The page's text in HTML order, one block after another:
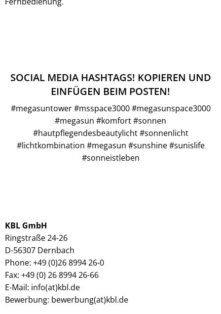
SOCIAL MEDIA HASHTAGS! KOPIEREN UND
EINFÜGEN BEIM POSTEN!
#megasuntower #msspace3000 #megasunspace3000
#megasun #komfort #sonnen
#hautpflegendesbeautylicht #sonnenlicht
#lichtkombination #megasun #sunshine #sunislife
#sonneistleben
KBL GmbH
Ringstraße 24-26
D-56307 Dernbach
Phone: +49 (0)26 8994 26-0
Fax: +49 (0) 26 8994 26-66
E-Mail: info(at)kbl.de
Bewerbung: bewerbung(at)kbl.de